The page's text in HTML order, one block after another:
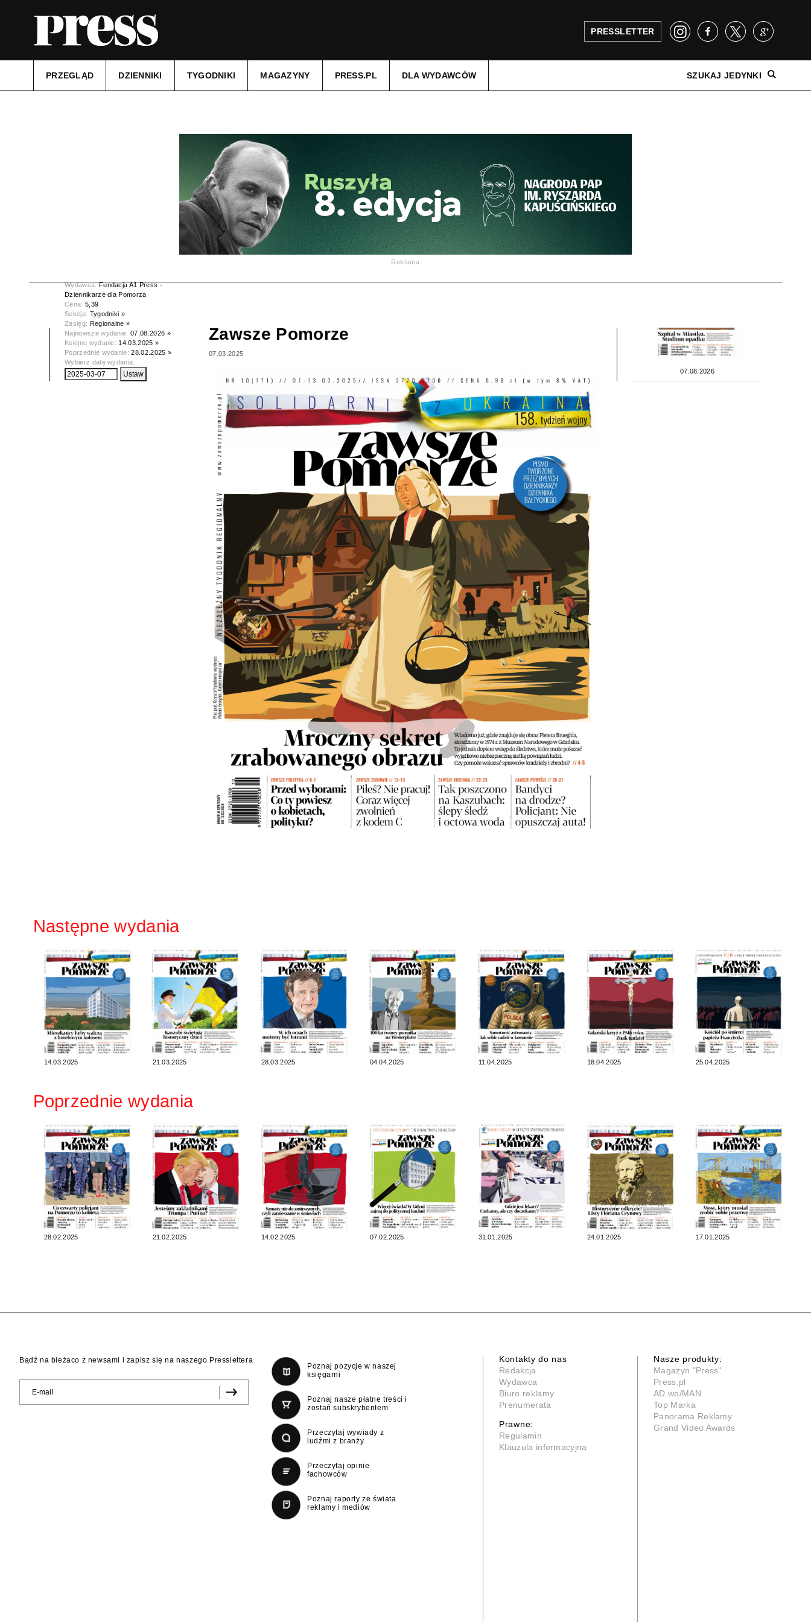
PRESSLETTER
PRZEGLĄD DZIENNIKI TYGODNIKI MAGAZYNY PRESS.PL DLA WYDAWCÓW SZUKAJ JEDYNKI
Reklama
Wydawca:Fundacja A1 Press -
Dziennikarze dla Pomorza
Cena: 5,39
Sekcja: Tygodniki »
Zasięg: Regionalne »
Najnowsze wydanie:07.08.2026 »
Kolejne wydanie: 14.03.2025 »
Poprzednie wydanie:28.02.2025 »
Wybierz datę wydania:
Zawsze Pomorze
07.03.2025
07.08.2026
Następne wydania
14.03.2025 21.03.2025 28.03.2025 04.04.2025 11.04.2025 18.04.2025 25.04.2025
Poprzednie wydania
28.02.2025 21.02.2025 14.02.2025 07.02.2025 31.01.2025 24.01.2025 17.01.2025
Bądź na bieżaco z newsami i zapisz się na naszego Presslettera
Poznaj pozycje w naszej
księgarni
Poznaj nasze płatne treści i
zostań subskrybentem
Przeczytaj wywiady z
ludźmi z branży
Przeczytaj opinie
fachowców
Poznaj raporty ze świata
reklamy i mediów
Kontakty do nas
Redakcja
Wydawca
Biuro reklamy
Prenumerata
Prawne:
Regulamin
Klauzula informacyjna
Nasze produkty:
Magazyn "Press"
Press.pl
AD wo/MAN
Top Marka
Panorama Reklamy
Grand Video Awards